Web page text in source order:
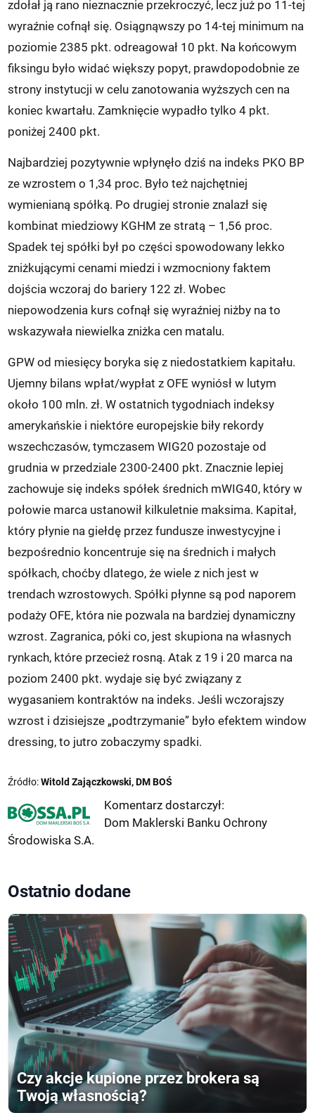
zdołał ją rano nieznacznie przekroczyć, lecz już po 11-tej
wyraźnie cofnął się. Osiągnąwszy po 14-tej minimum na
poziomie 2385 pkt. odreagował 10 pkt. Na końcowym
fiksingu było widać większy popyt, prawdopodobnie ze
strony instytucji w celu zanotowania wyższych cen na
koniec kwartału. Zamknięcie wypadło tylko 4 pkt.
poniżej 2400 pkt.
Najbardziej pozytywnie wpłynęło dziś na indeks PKO BP
ze wzrostem o 1,34 proc. Było też najchętniej
wymienianą spółką. Po drugiej stronie znalazł się
kombinat miedziowy KGHM ze stratą – 1,56 proc.
Spadek tej spółki był po części spowodowany lekko
zniżkującymi cenami miedzi i wzmocniony faktem
dojścia wczoraj do bariery 122 zł. Wobec
niepowodzenia kurs cofnął się wyraźniej niżby na to
wskazywała niewielka zniżka cen matalu.
GPW od miesięcy boryka się z niedostatkiem kapitału.
Ujemny bilans wpłat/wypłat z OFE wyniósł w lutym
około 100 mln. zł. W ostatnich tygodniach indeksy
amerykańskie i niektóre europejskie biły rekordy
wszechczasów, tymczasem WIG20 pozostaje od
grudnia w przedziale 2300-2400 pkt. Znacznie lepiej
zachowuje się indeks spółek średnich mWIG40, który w
połowie marca ustanowił kilkuletnie maksima. Kapitał,
który płynie na giełdę przez fundusze inwestycyjne i
bezpośrednio koncentruje się na średnich i małych
spółkach, choćby dlatego, że wiele z nich jest w
trendach wzrostowych. Spółki płynne są pod naporem
podaży OFE, która nie pozwala na bardziej dynamiczny
wzrost. Zagranica, póki co, jest skupiona na własnych
rynkach, które przecież rosną. Atak z 19 i 20 marca na
poziom 2400 pkt. wydaje się być związany z
wygasaniem kontraktów na indeks. Jeśli wczorajszy
wzrost i dzisiejsze „podtrzymanie” było efektem window
dressing, to jutro zobaczymy spadki.
Źródło:Witold Zajączkowski, DM BOŚ
Komentarz dostarczył:
Dom Maklerski Banku Ochrony
Środowiska S.A.
Ostatnio dodane
Czy akcje kupione przez brokera są
Twoją własnością?